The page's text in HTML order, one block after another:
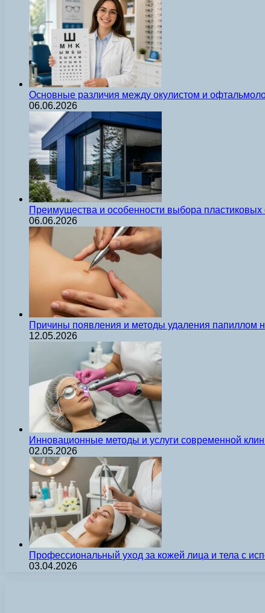
Основные различия между окулистом и
06.06.2026
Преимущества и особенности выбора
06.06.2026
Причины появления и методы удаления папиллом
12.05.2026
Инновационные методы и услуги современной
02.05.2026
Профессиональный уход за кожей лица и тела с
03.04.2026